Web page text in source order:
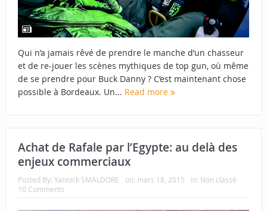
Qui n’a jamais rêvé de prendre le manche d’un chasseur
et de re-jouer les scènes mythiques de top gun, où même
de se prendre pour Buck Danny ? C’est maintenant chose
possible à Bordeaux. Un... Read more
Achat de Rafale par l’Egypte: au delà des
enjeux commerciaux
Posted By: Yannick SMALDORE on: mars 18, 2015 In: Non classé
10 Comments